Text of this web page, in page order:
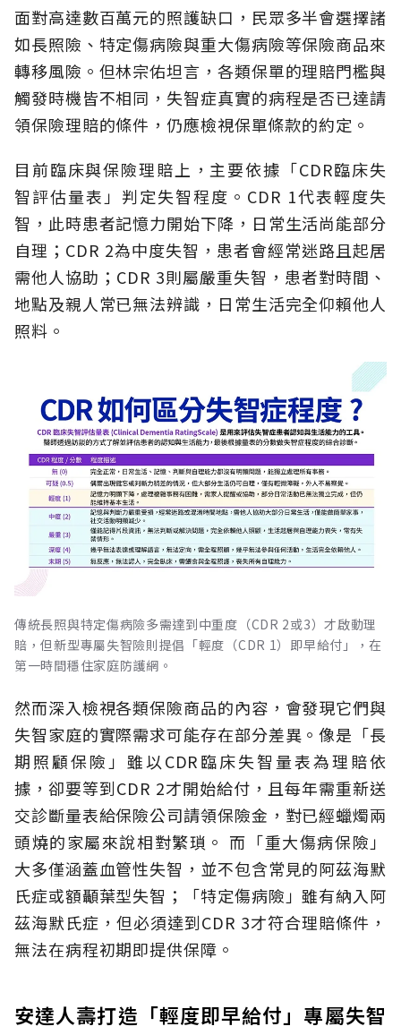
面對高達數百萬元的照護缺口，民眾多半會選擇諸
如長照險、特定傷病險與重大傷病險等保險商品來
轉移風險。但林宗佑坦言，各類保單的理賠門檻與
觸發時機皆不相同，失智症真實的病程是否已達請
領保險理賠的條件，仍應檢視保單條款的約定。
目前臨床與保險理賠上，主要依據「CDR臨床失
智評估量表」判定失智程度。CDR 1代表輕度失
智，此時患者記憶力開始下降，日常生活尚能部分
自理；CDR 2為中度失智，患者會經常迷路且起居
需他人協助；CDR 3則屬嚴重失智，患者對時間、
地點及親人常已無法辨識，日常生活完全仰賴他人
照料。
傳統長照與特定傷病險多需達到中重度（CDR 2或3）才啟動理
賠，但新型專屬失智險則提倡「輕度（CDR 1）即早給付」，在
第一時間穩住家庭防護網。
然而深入檢視各類保險商品的內容，會發現它們與
失智家庭的實際需求可能存在部分差異。像是「長
期照顧保險」雖以CDR臨床失智量表為理賠依
據，卻要等到CDR 2才開始給付，且每年需重新送
交診斷量表給保險公司請領保險金，對已經蠟燭兩
頭燒的家屬來說相對繁瑣。 而「重大傷病保險」
大多僅涵蓋血管性失智，並不包含常見的阿茲海默
氏症或額顳葉型失智；「特定傷病險」雖有納入阿
茲海默氏症，但必須達到CDR 3才符合理賠條件，
無法在病程初期即提供保障。
安達人壽打造「輕度即早給付」專屬失智